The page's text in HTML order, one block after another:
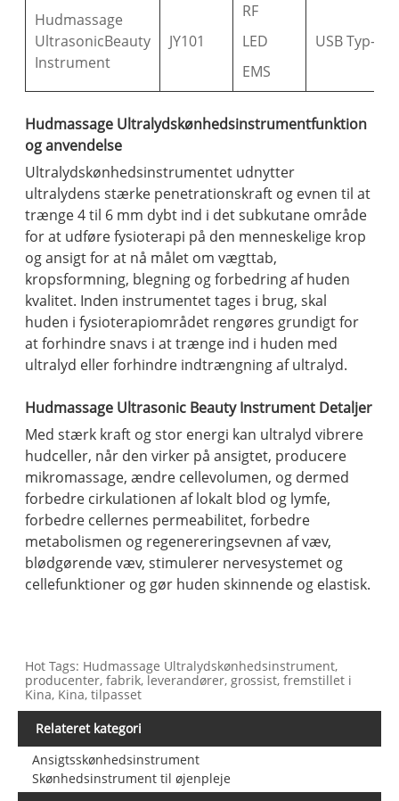
Hudmassage
UltrasonicBeauty
Instrument
JY101
RF
LED
EMS
USB Typ-C
Hudmassage Ultralydskønhedsinstrumentfunktion
og anvendelse
Ultralydskønhedsinstrumentet udnytter
ultralydens stærke penetrationskraft og evnen til at
trænge 4 til 6 mm dybt ind i det subkutane område
for at udføre fysioterapi på den menneskelige krop
og ansigt for at nå målet om vægttab,
kropsformning, blegning og forbedring af huden
kvalitet. Inden instrumentet tages i brug, skal
huden i fysioterapiområdet rengøres grundigt for
at forhindre snavs i at trænge ind i huden med
ultralyd eller forhindre indtrængning af ultralyd.
Hudmassage Ultrasonic Beauty Instrument Detaljer
Med stærk kraft og stor energi kan ultralyd vibrere
hudceller, når den virker på ansigtet, producere
mikromassage, ændre cellevolumen, og dermed
forbedre cirkulationen af ​​lokalt blod og lymfe,
forbedre cellernes permeabilitet, forbedre
metabolismen og regenereringsevnen af væv,
blødgørende væv, stimulerer nervesystemet og
cellefunktioner og gør huden skinnende og elastisk.
Hot Tags: Hudmassage Ultralydskønhedsinstrument,
producenter, fabrik, leverandører, grossist, fremstillet i
Kina, Kina, tilpasset
Relateret kategori
Ansigtsskønhedsinstrument
Skønhedsinstrument til øjenpleje